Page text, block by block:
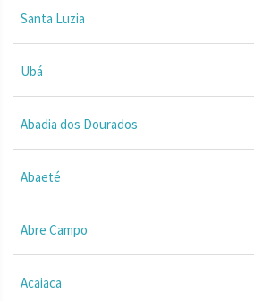
Santa Luzia
Ubá
Abadia dos Dourados
Abaeté
Abre Campo
Acaiaca